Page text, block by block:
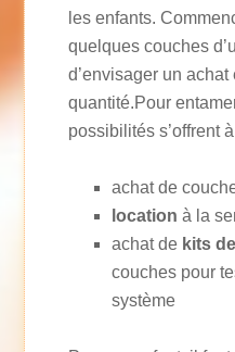
les enfants.
quelques couches
d’envisager un achat
quantité.Pour
possibilités s’offrent
achat de
location à la
achat de kits
couches pour
système